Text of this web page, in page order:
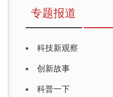
专题报道
科技新观察
创新故事
科普一下